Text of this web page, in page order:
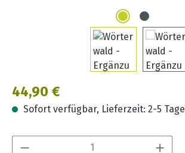
Regulärer Preis:
44,90 €
Sofort verfügbar, Lieferzeit: 2-5 Tage